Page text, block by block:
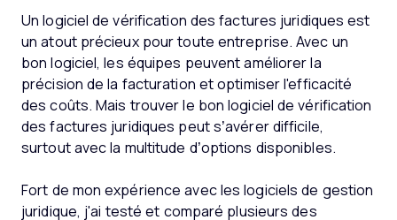
Un logiciel de vérification des factures juridiques est
un atout précieux pour toute entreprise. Avec un
bon logiciel, les équipes peuvent améliorer la
précision de la facturation et optimiser l'efficacité
des coûts. Mais trouver le bon logiciel de vérification
des factures juridiques peut s’avérer difficile,
surtout avec la multitude d’options disponibles.
Fort de mon expérience avec les logiciels de gestion
juridique, j'ai testé et comparé plusieurs des